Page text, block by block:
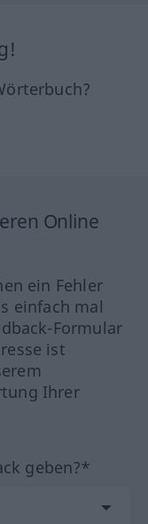
Online
ein Fehler
einfach mal
Formular
ist
Ihrer
geben?*